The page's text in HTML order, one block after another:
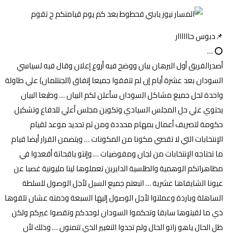
📌دبوس حاااااار
⭕ …
أصدرالفريق أول البرهان بيان ووضح فيه أروع إعلان وقال فيه لسياسي
السودان بعد عشرة أيام إن لم تتفقوا جميعا إتفاق (الجنتلمان) علي طاولة
واحدة لحل جميع مشاكل السودان سأعلن لكم البيان … وطبعا البيان
يحتوي علي حل المجلس السيادي وتكوين مجلس أعلي للدفاع وتشكيل
حكومة لتصريف أعمال بمهام محددة ومن ثم تحديد موعد لقيام
الإنتخابات التي لا تقصي مكونا من المكونات … ويتضمن القرار أيضا قيام
ما تحتاجه الإنتخابات من لجان ومفوضيات … وإنتو ياقحاتة أقعدوا في
مظاهراتكم الوهمية والطلسية الدايرين تعملوها لينا مليونية غصبا عن
عيونا الشايفاها عشرية … اتبعتم جميع السبل لأجل الوصول للسلطة
الساهلة وباردة وعملتوا لأجل الوصول إليها السبعة وذمته عشان تلقوها
ذي ما لقيتوها سابقا وتحكموا السودان لوحدكم وتقصوا غيركم ولكن
ظل الحال ياهو زاتو الحال ولم تجدوا التغيير الذي تتمنون … وذلك لأن